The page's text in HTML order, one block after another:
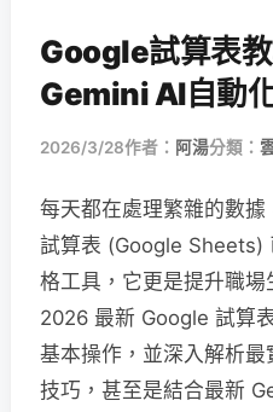
Google試算表
Gemini AI自動
2026/3/28作者： 阿湯分類：
每天都在處理繁雜的數
試算表 (Google Sheets)
格工具，它更是提升職
2026 最新 Google 試算
基本操作，並深入解析
技巧，甚至是結合最新